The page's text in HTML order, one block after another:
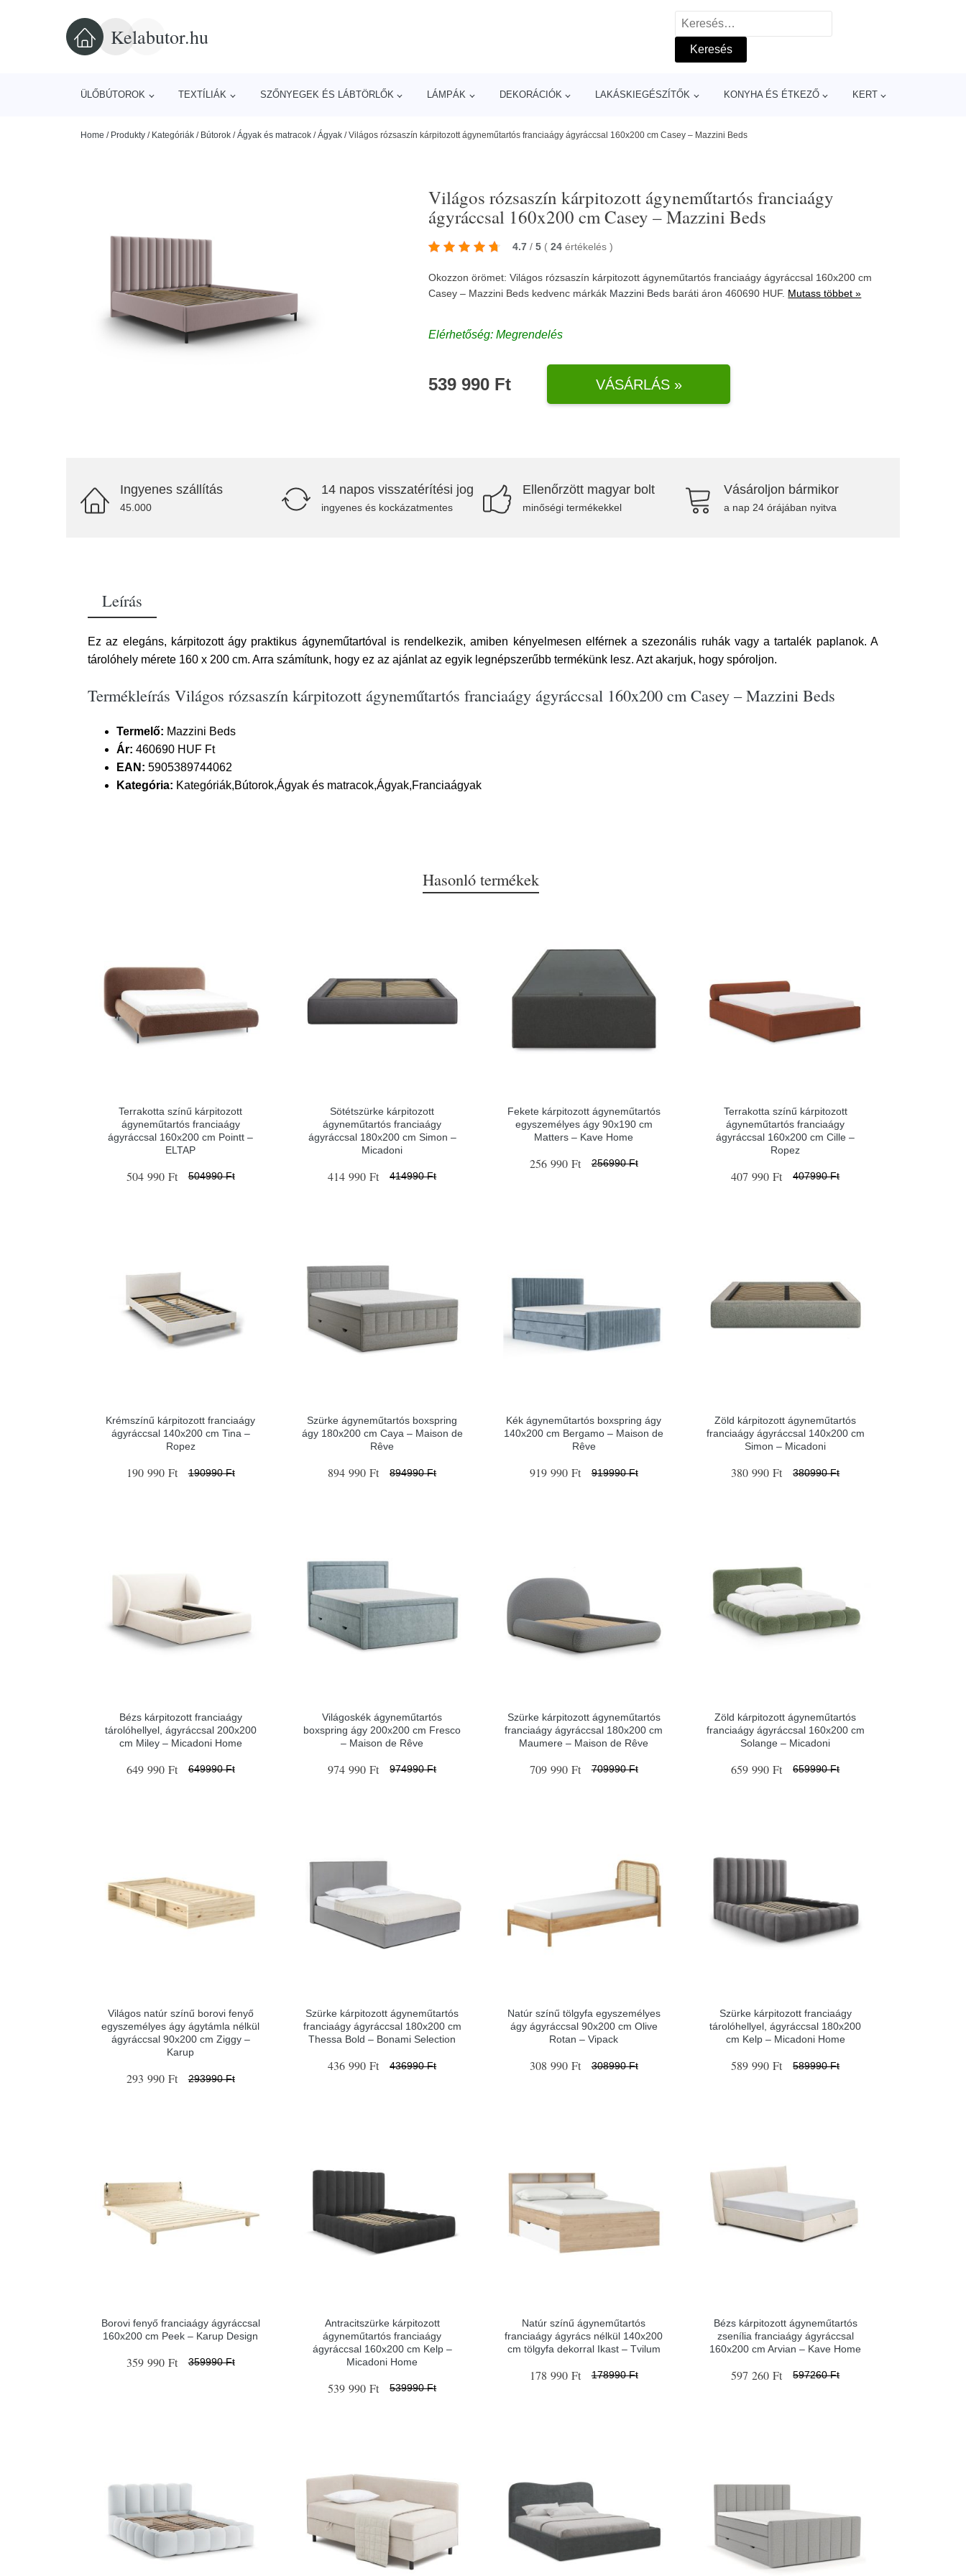
Kelabutor.hu
Keresés:
ÜLŐBÚTOROK TEXTÍLIÁK SZŐNYEGEK ÉS LÁBTÖRLŐK LÁMPÁK DEKORÁCIÓK LAKÁSKIEGÉSZÍTŐK KONYHA ÉS ÉTKEZŐ KERT
Home / Produkty / Kategóriák / Bútorok /Ágyak és matracok /Ágyak /Világos rózsaszín kárpitozott ágyneműtartós franciaágy ágyráccsal 160x200 cm Casey – Mazzini Beds
Világos rózsaszín kárpitozott ágyneműtartós franciaágy
ágyráccsal 160x200 cm Casey – Mazzini Beds
4.7 / 5 ( 24 értékelés)
Okozzon örömet: Világos rózsaszín kárpitozott ágyneműtartós franciaágy ágyráccsal 160x200 cm
Casey – Mazzini Beds kedvenc márkák Mazzini Beds baráti áron 460690 HUF. Mutass többet »
Elérhetőség: Megrendelés
539 990 Ft VÁSÁRLÁS »
Ingyenes szállítás
45.000
14 napos visszatérítési jog
ingyenes és kockázatmentes
Ellenőrzött magyar bolt
minőségi termékekkel
Vásároljon bármikor
a nap 24 órájában nyitva
Leírás
Ez az elegáns, kárpitozott ágy praktikus ágyneműtartóval is rendelkezik, amiben kényelmesen elférnek a szezonális ruhák vagy a tartalék paplanok. A
tárolóhely mérete 160 x 200 cm. Arra számítunk, hogy ez az ajánlat az egyik legnépszerűbb termékünk lesz. Azt akarjuk, hogy spóroljon.
Termékleírás Világos rózsaszín kárpitozott ágyneműtartós franciaágy ágyráccsal 160x200 cm Casey – Mazzini Beds
Termelő: Mazzini Beds
Ár: 460690 HUF Ft
EAN: 5905389744062
Kategória: Kategóriák,Bútorok,Ágyak és matracok,Ágyak,Franciaágyak
Hasonló termékek
Terrakotta színű kárpitozott
ágyneműtartós franciaágy
ágyráccsal 160x200 cm Pointt –
ELTAP
504 990 Ft 504990 Ft
Sötétszürke kárpitozott
ágyneműtartós franciaágy
ágyráccsal 180x200 cm Simon –
Micadoni
414 990 Ft 414990 Ft
Fekete kárpitozott ágyneműtartós
egyszemélyes ágy 90x190 cm
Matters – Kave Home
256 990 Ft 256990 Ft
Terrakotta színű kárpitozott
ágyneműtartós franciaágy
ágyráccsal 160x200 cm Cille –
Ropez
407 990 Ft 407990 Ft
Krémszínű kárpitozott franciaágy
ágyráccsal 140x200 cm Tina –
Ropez
190 990 Ft 190990 Ft
Szürke ágyneműtartós boxspring
ágy 180x200 cm Caya – Maison de
Rêve
894 990 Ft 894990 Ft
Kék ágyneműtartós boxspring ágy
140x200 cm Bergamo – Maison de
Rêve
919 990 Ft 919990 Ft
Zöld kárpitozott ágyneműtartós
franciaágy ágyráccsal 140x200 cm
Simon – Micadoni
380 990 Ft 380990 Ft
Bézs kárpitozott franciaágy
tárolóhellyel, ágyráccsal 200x200
cm Miley – Micadoni Home
649 990 Ft 649990 Ft
Világoskék ágyneműtartós
boxspring ágy 200x200 cm Fresco
– Maison de Rêve
974 990 Ft 974990 Ft
Szürke kárpitozott ágyneműtartós
franciaágy ágyráccsal 180x200 cm
Maumere – Maison de Rêve
709 990 Ft 709990 Ft
Zöld kárpitozott ágyneműtartós
franciaágy ágyráccsal 160x200 cm
Solange – Micadoni
659 990 Ft 659990 Ft
Világos natúr színű borovi fenyő
egyszemélyes ágy ágytámla nélkül
ágyráccsal 90x200 cm Ziggy –
Karup
293 990 Ft 293990 Ft
Szürke kárpitozott ágyneműtartós
franciaágy ágyráccsal 180x200 cm
Thessa Bold – Bonami Selection
436 990 Ft 436990 Ft
Natúr színű tölgyfa egyszemélyes
ágy ágyráccsal 90x200 cm Olive
Rotan – Vipack
308 990 Ft 308990 Ft
Szürke kárpitozott franciaágy
tárolóhellyel, ágyráccsal 180x200
cm Kelp – Micadoni Home
589 990 Ft 589990 Ft
Borovi fenyő franciaágy ágyráccsal
160x200 cm Peek – Karup Design
359 990 Ft 359990 Ft
Antracitszürke kárpitozott
ágyneműtartós franciaágy
ágyráccsal 160x200 cm Kelp –
Micadoni Home
539 990 Ft 539990 Ft
Natúr színű ágyneműtartós
franciaágy ágyrács nélkül 140x200
cm tölgyfa dekorral Ikast – Tvilum
178 990 Ft 178990 Ft
Bézs kárpitozott ágyneműtartós
zsenília franciaágy ágyráccsal
160x200 cm Arvian – Kave Home
597 260 Ft 597260 Ft